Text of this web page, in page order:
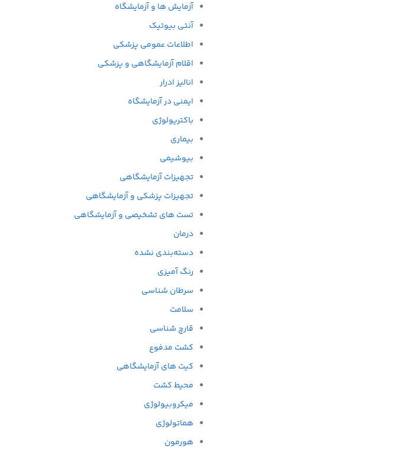
آزمایش ها و آزمایشگاه
آنتی بیوتیک
اطلاعات عمومی پزشکی
اقلام آزمایشگاهی و پزشکی
انالیز ادرار
ایمنی در آزمایشگاه
باکتریولوژی
بیماری
بیوشیمی
تجهیزات آزمایشگاهی
تجهیزات پزشکی و آزمایشگاهی
تست های تشخیصی و آزمایشگاهی
درمان
دسته‌بندی نشده
رنگ آمیزی
سرطان شناسی
سلامت
قارچ شناسی
کشت مدفوع
کیت های آزمایشگاهی
محیط کشت
میکروبیولوژی
هماتولوژی
هورمون